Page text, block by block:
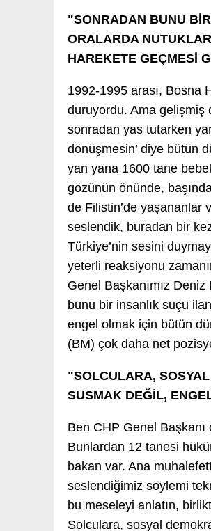
"SONRADAN BUNU
ORALARDA
HAREKETE GEÇMESİ
1992-1995 arası, Bosna
duruyordu. Ama gelişmiş
sonradan yas tutarken
dönüşmesin’ diye bütün
yan yana 1600 tane bebek
gözünün önünde,
de Filistin’de yaşananlar
seslendik, buradan bir
Türkiye’nin sesini
yeterli reaksiyonu
Genel Başkanımız
bunu bir insanlık suçu
engel olmak için bütün
(BM) çok daha net
"SOLCULARA,
SUSMAK DEĞİL,
Ben CHP Genel
Bunlardan 12 tanesi
bakan var. Ana
seslendiğimiz söylemi
bu meseleyi anlatın,
Solculara, sosyal